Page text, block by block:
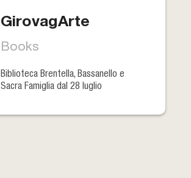
GirovagArte
Books
Biblioteca Brentella, Bassanello e
Sacra Famiglia dal 28 luglio